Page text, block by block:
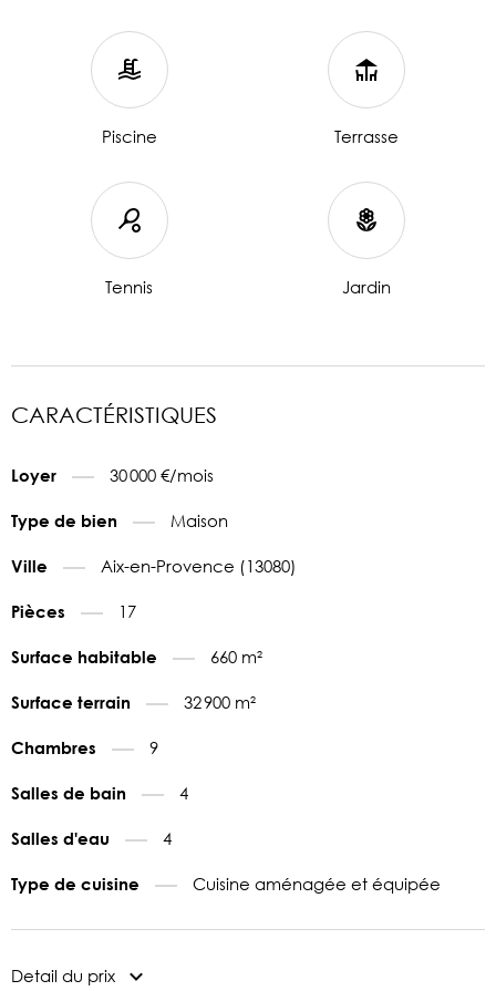
Piscine Terrasse
Tennis Jardin
CARACTÉRISTIQUES
Loyer 30 000 €/mois
Type de bien Maison
Ville Aix-en-Provence (13080)
Pièces 17
Surface habitable 660 m²
Surface terrain 32 900 m²
Chambres 9
Salles de bain 4
Salles d'eau 4
Type de cuisine Cuisine aménagée et équipée
Detail du prix